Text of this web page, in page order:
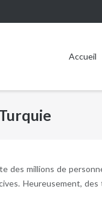
Accueil
millions de
Heureusement,